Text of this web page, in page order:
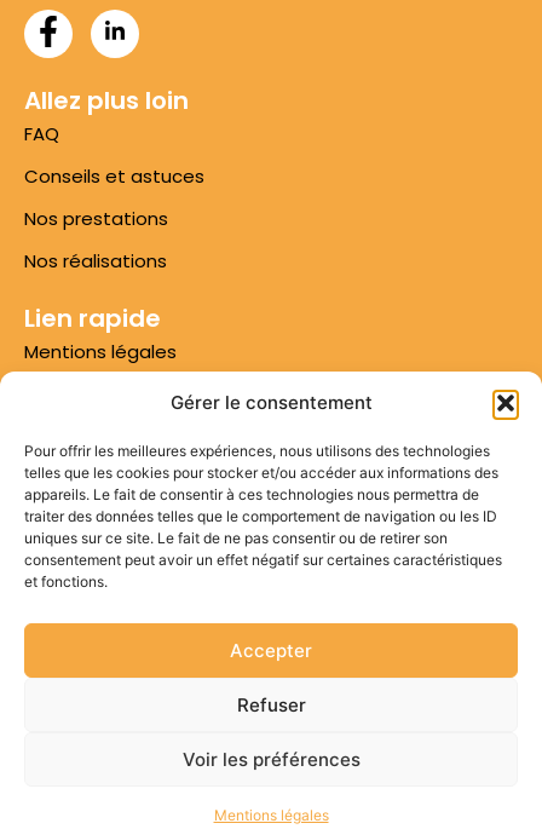
Gérer le consentement
Pour offrir les meilleures expériences, nous utilisons des technologies
telles que les cookies pour stocker et/ou accéder aux informations des
appareils. Le fait de consentir à ces technologies nous permettra de
traiter des données telles que le comportement de navigation ou les ID
uniques sur ce site. Le fait de ne pas consentir ou de retirer son
consentement peut avoir un effet négatif sur certaines caractéristiques
et fonctions.
Accepter
Refuser
Voir les préférences
Mentions légales
Allez plus loin
FAQ
Conseils et astuces
Nos prestations
Nos réalisations
Lien rapide
Mentions légales
Conditions d'utilisation
Numéro 1 sur Google
Plan du site
Contactez-nous
Bureau : 09 87 30 04 98
Mobile : 06 22 53 58 54
Email: contact@idees3d.fr
© Depuis 2018 Idées 3D